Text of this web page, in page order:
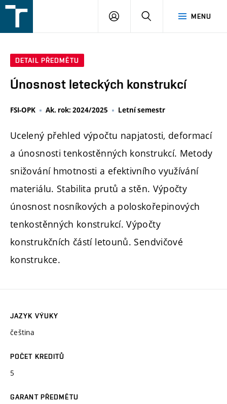
v
MENU
PŘIHLÁŠENÍ
DETAIL PŘEDMĚTU
Únosnost leteckých konstrukcí
FSI-OPK Ak. rok: 2024/2025 Letní semestr
Ucelený přehled výpočtu napjatosti, deformací
a únosnosti tenkostěnných konstrukcí. Metody
snižování hmotnosti a efektivního využívání
materiálu. Stabilita prutů a stěn. Výpočty
únosnost nosníkových a poloskořepinových
tenkostěnných konstrukcí. Výpočty
konstrukčních částí letounů. Sendvičové
konstrukce.
JAZYK VÝUKY
čeština
POČET KREDITŮ
5
GARANT PŘEDMĚTU